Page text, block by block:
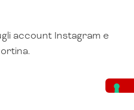
account Instagram e